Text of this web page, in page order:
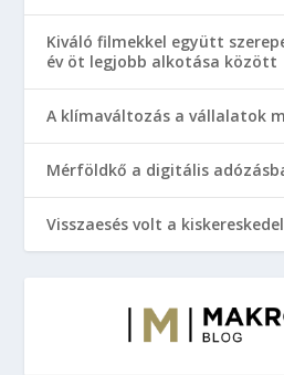
Kiváló filmekkel együtt
év öt legjobb alkotása között
A klímaváltozás a vállalatok
Mérföldkő a digitális
Visszaesés volt a